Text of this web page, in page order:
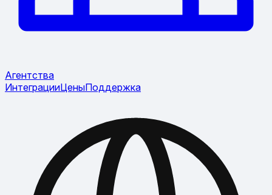
Агентства
ИнтеграцииЦеныПоддержка